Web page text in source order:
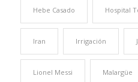
Hebe Casado Hospital
Iran Irrigación
Lionel Messi Malargüe